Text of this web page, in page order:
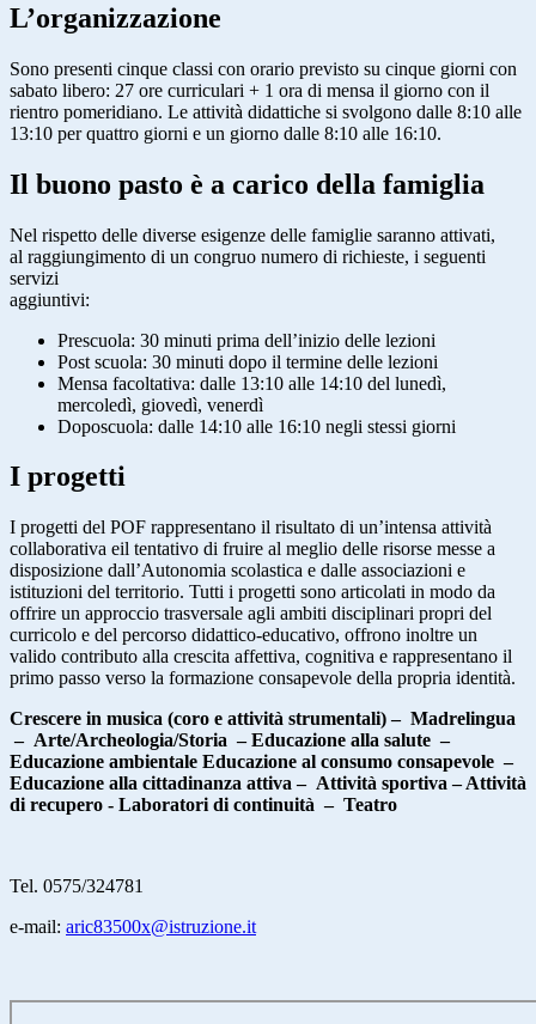
L’organizzazione
Sono presenti cinque classi con orario previsto su cinque giorni con
sabato libero: 27 ore curriculari + 1 ora di mensa il giorno con il
rientro pomeridiano. Le attività didattiche si svolgono dalle 8:10 alle
13:10 per quattro giorni e un giorno dalle 8:10 alle 16:10.
Il buono pasto è a carico della famiglia
Nel rispetto delle diverse esigenze delle famiglie saranno attivati,
al raggiungimento di un congruo numero di richieste, i seguenti
servizi
aggiuntivi:
Prescuola: 30 minuti prima dell’inizio delle lezioni
Post scuola: 30 minuti dopo il termine delle lezioni
Mensa facoltativa: dalle 13:10 alle 14:10 del lunedì,
mercoledì, giovedì, venerdì
Doposcuola: dalle 14:10 alle 16:10 negli stessi giorni
I progetti
I progetti del POF rappresentano il risultato di un’intensa attività
collaborativa eil tentativo di fruire al meglio delle risorse messe a
disposizione dall’Autonomia scolastica e dalle associazioni e
istituzioni del territorio. Tutti i progetti sono articolati in modo da
offrire un approccio trasversale agli ambiti disciplinari propri del
curricolo e del percorso didattico-educativo, offrono inoltre un
valido contributo alla crescita affettiva, cognitiva e rappresentano il
primo passo verso la formazione consapevole della propria identità.
Crescere in musica (coro e attività strumentali) – Madrelingua
– Arte/Archeologia/Storia – Educazione alla salute –
Educazione ambientale Educazione al consumo consapevole –
Educazione alla cittadinanza attiva – Attività sportiva – Attività
di recupero - Laboratori di continuità – Teatro
Tel. 0575/324781
e-mail: aric83500x@istruzione.it